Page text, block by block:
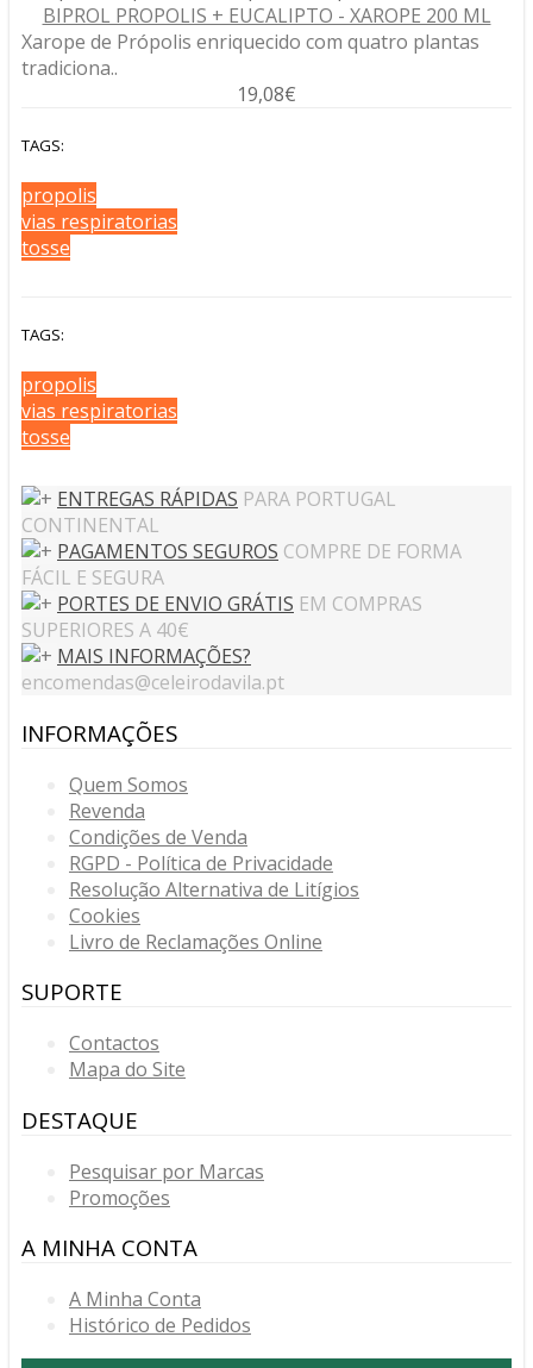
BIPROL PROPOLIS + EUCALIPTO - XAROPE 200 ML
Xarope de Própolis enriquecido com quatro plantas
tradiciona..
19,08€
TAGS:
propolis
vias respiratorias
tosse
TAGS:
propolis
vias respiratorias
tosse
ENTREGAS RÁPIDAS PARA PORTUGAL
CONTINENTAL
PAGAMENTOS SEGUROS COMPRE DE FORMA
FÁCIL E SEGURA
PORTES DE ENVIO GRÁTIS EM COMPRAS
SUPERIORES A 40€
MAIS INFORMAÇÕES?
encomendas@celeirodavila.pt
INFORMAÇÕES
Quem Somos
Revenda
Condições de Venda
RGPD - Política de Privacidade
Resolução Alternativa de Litígios
Cookies
Livro de Reclamações Online
SUPORTE
Contactos
Mapa do Site
DESTAQUE
Pesquisar por Marcas
Promoções
A MINHA CONTA
A Minha Conta
Histórico de Pedidos